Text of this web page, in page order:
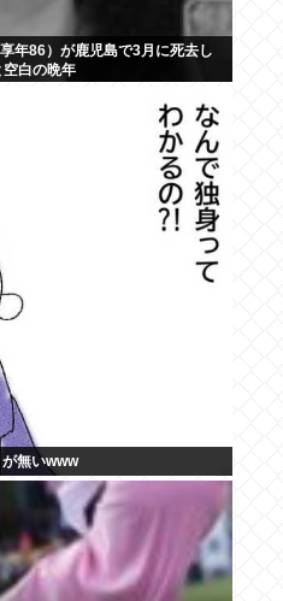
年86）が鹿児島で3月に死去し
白の晩年
無いwww